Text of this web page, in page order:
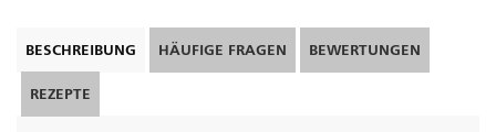
BESCHREIBUNG HÄUFIGE FRAGEN BEWERTUNGEN
REZEPTE